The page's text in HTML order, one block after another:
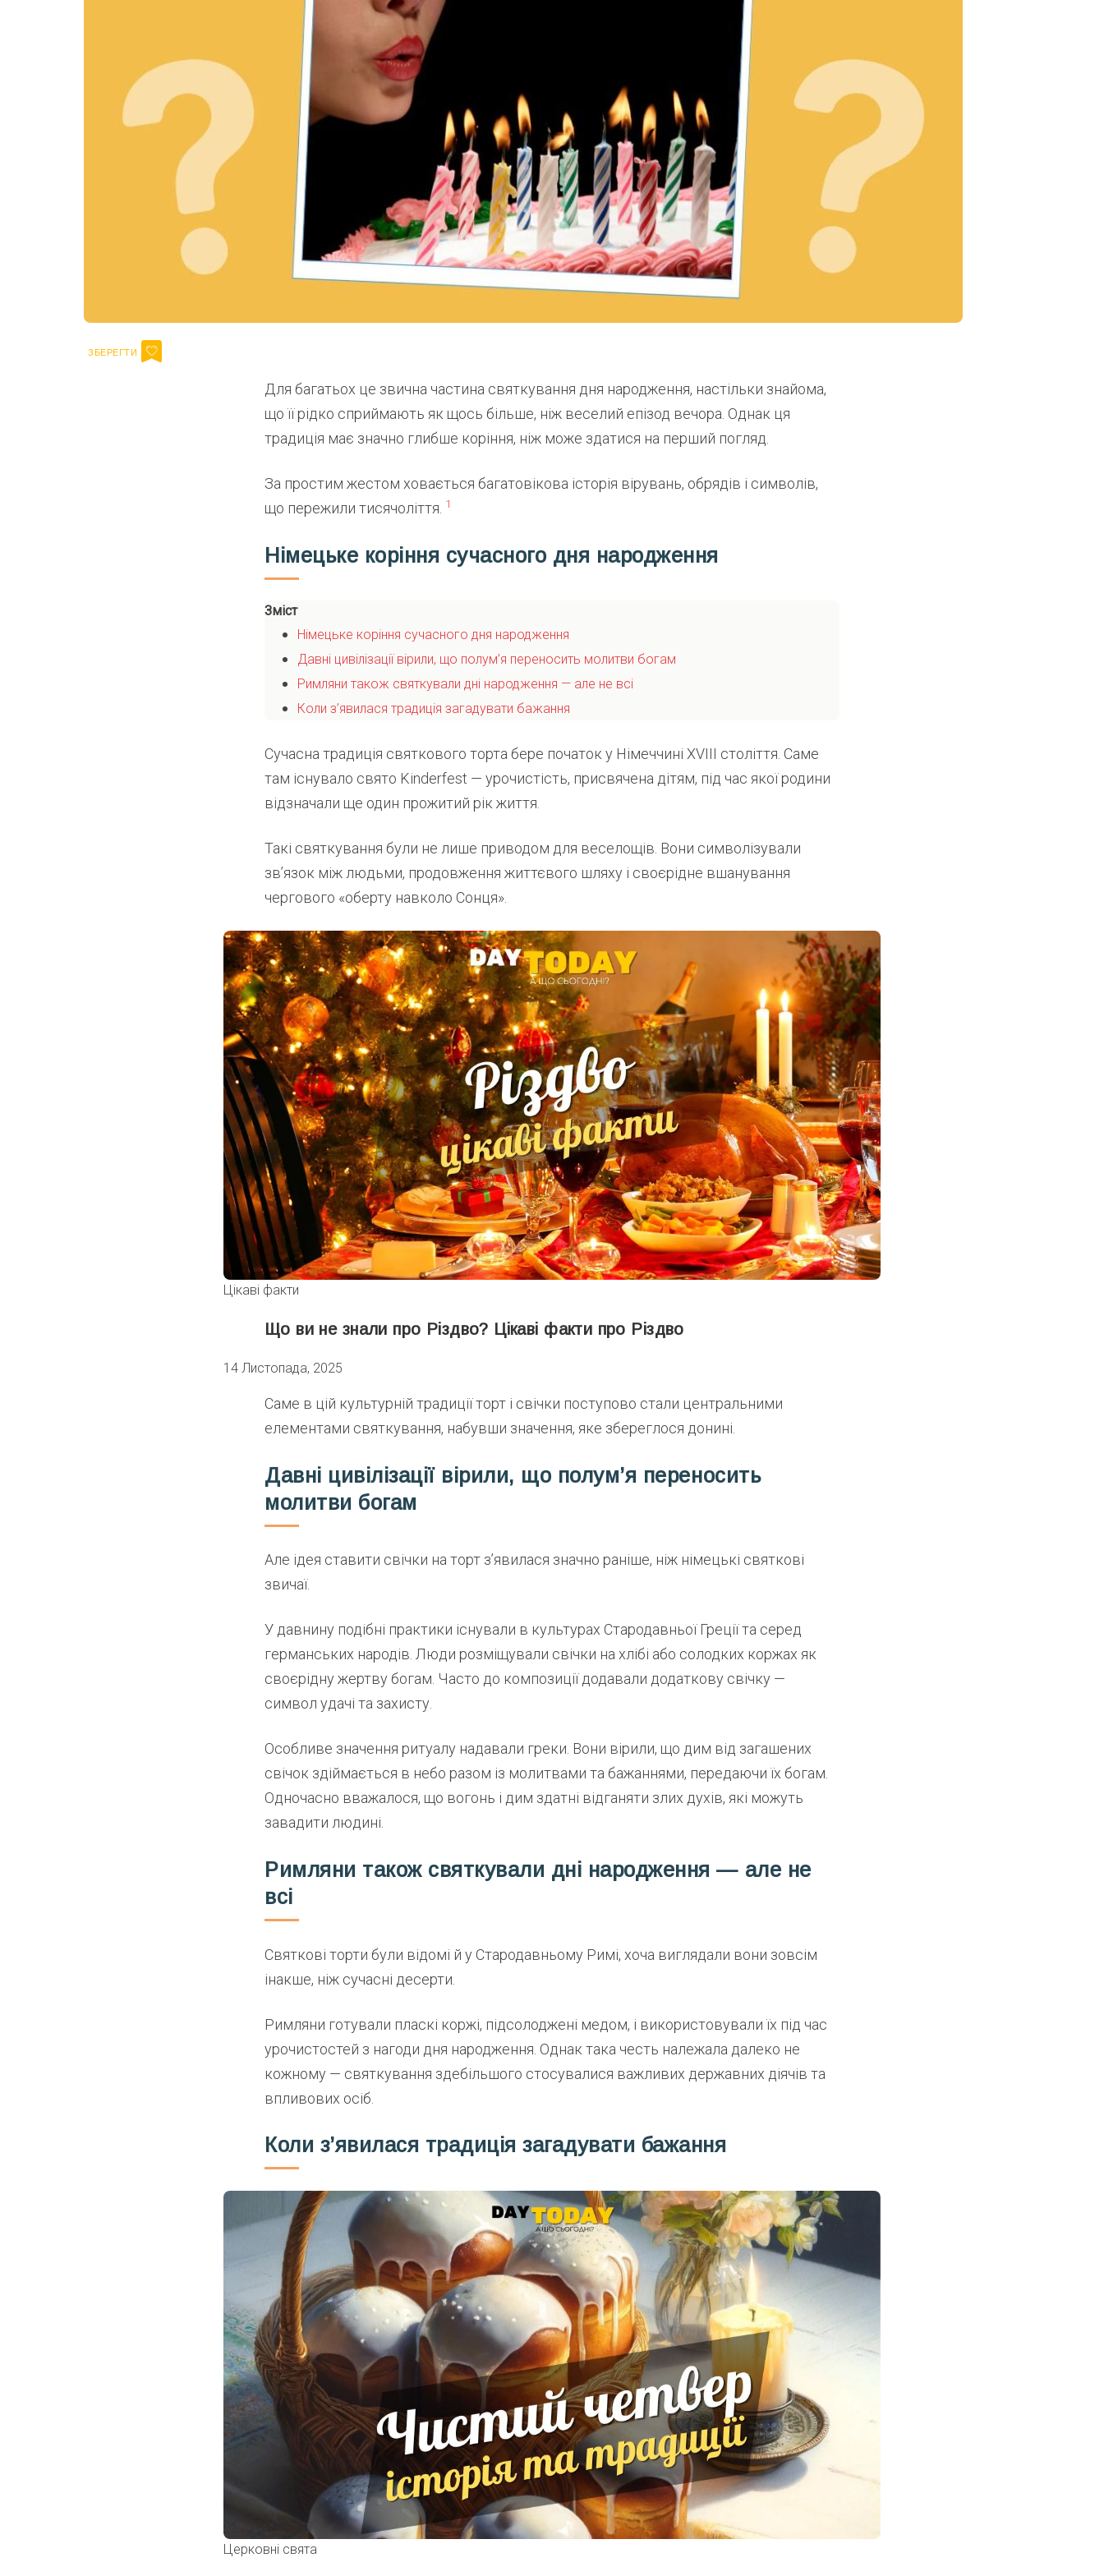
Для багатьох це звична частина святкування дня народження, настільки знайома,
що її рідко сприймають як щось більше, ніж веселий епізод вечора. Однак ця
традиція має значно глибше коріння, ніж може здатися на перший погляд.
За простим жестом ховається багатовікова історія вірувань, обрядів і символів,
що пережили тисячоліття. 1
Німецьке коріння сучасного дня народження
Зміст
Німецьке коріння сучасного дня народження
Давні цивілізації вірили, що полум’я переносить молитви богам
Римляни також святкували дні народження — але не всі
Коли з’явилася традиція загадувати бажання
Сучасна традиція святкового торта бере початок у Німеччині XVIII століття. Саме
там існувало свято Kinderfest — урочистість, присвячена дітям, під час якої родини
відзначали ще один прожитий рік життя.
Такі святкування були не лише приводом для веселощів. Вони символізували
зв’язок між людьми, продовження життєвого шляху і своєрідне вшанування
чергового «оберту навколо Сонця».
Цікаві факти
Що ви не знали про Різдво? Цікаві факти про Різдво
14 Листопада, 2025
Саме в цій культурній традиції торт і свічки поступово стали центральними
елементами святкування, набувши значення, яке збереглося донині.
Давні цивілізації вірили, що полум’я переносить
молитви богам
Але ідея ставити свічки на торт з’явилася значно раніше, ніж німецькі святкові
звичаї.
У давнину подібні практики існували в культурах Стародавньої Греції та серед
германських народів. Люди розміщували свічки на хлібі або солодких коржах як
своєрідну жертву богам. Часто до композиції додавали додаткову свічку —
символ удачі та захисту.
Особливе значення ритуалу надавали греки. Вони вірили, що дим від загашених
свічок здіймається в небо разом із молитвами та бажаннями, передаючи їх богам.
Одночасно вважалося, що вогонь і дим здатні відганяти злих духів, які можуть
завадити людині.
Римляни також святкували дні народження — але не
всі
Святкові торти були відомі й у Стародавньому Римі, хоча виглядали вони зовсім
інакше, ніж сучасні десерти.
Римляни готували пласкі коржі, підсолоджені медом, і використовували їх під час
урочистостей з нагоди дня народження. Однак така честь належала далеко не
кожному — святкування здебільшого стосувалися важливих державних діячів та
впливових осіб.
Коли з’явилася традиція загадувати бажання
Церковні свята